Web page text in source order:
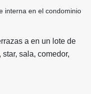
interna en el condominio
a en un lote de
sala, comedor,